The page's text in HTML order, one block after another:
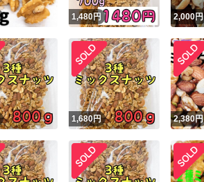
1,480円 2,000円
1,680円 2,380円